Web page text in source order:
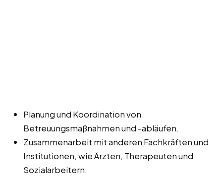
Planung und Koordination von
Betreuungsmaßnahmen und -abläufen.
Zusammenarbeit mit anderen Fachkräften und
Institutionen, wie Ärzten, Therapeuten und
Sozialarbeitern.